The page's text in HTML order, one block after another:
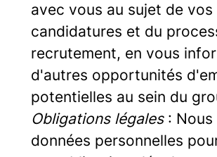
avec vous au sujet de vos
candidatures et du
recrutement, en vous
d'autres opportunités
potentielles au sein du
Obligations légales :
données personnelles